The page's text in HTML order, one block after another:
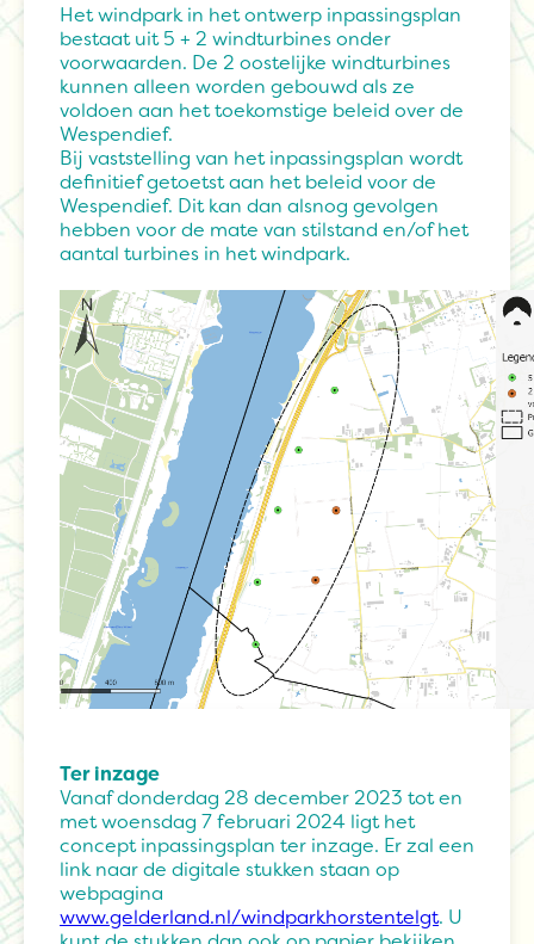
Het windpark in het ontwerp inpassingsplan
bestaat uit 5 + 2 windturbines onder
voorwaarden. De 2 oostelijke windturbines
kunnen alleen worden gebouwd als ze
voldoen aan het toekomstige beleid over de
Wespendief.
Bij vaststelling van het inpassingsplan wordt
definitief getoetst aan het beleid voor de
Wespendief. Dit kan dan alsnog gevolgen
hebben voor de mate van stilstand en/of het
aantal turbines in het windpark.
Ter inzage
Vanaf donderdag 28 december 2023 tot en
met woensdag 7 februari 2024 ligt het
concept inpassingsplan ter inzage. Er zal een
link naar de digitale stukken staan op
webpagina
www.gelderland.nl/windparkhorstentelgt. U